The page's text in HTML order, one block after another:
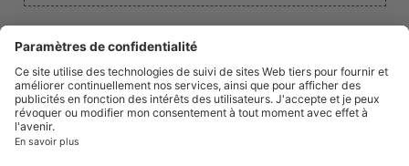
Paramètres des cookies
utilisez l'un de nos liens pour effectuer un achat.